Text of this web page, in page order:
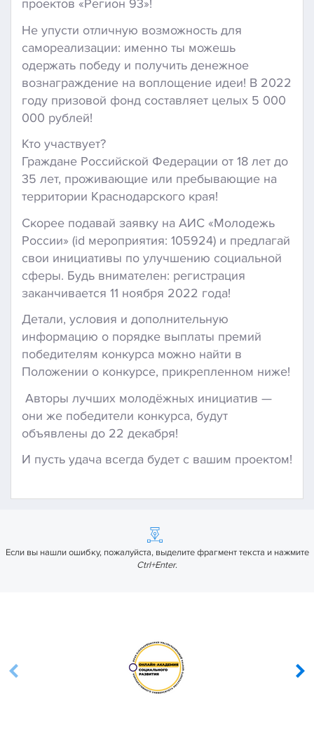
проектов «Регион 93»!
Не упусти отличную возможность для
самореализации: именно ты можешь
одержать победу и получить денежное
вознаграждение на воплощение идеи! В 2022
году призовой фонд составляет целых 5 000
000 рублей!
Кто участвует?
Граждане Российской Федерации от 18 лет до
35 лет, проживающие или пребывающие на
территории Краснодарского края!
Скорее подавай заявку на АИС «Молодежь
России» (id мероприятия: 105924) и предлагай
свои инициативы по улучшению социальной
сферы. Будь внимателен: регистрация
заканчивается 11 ноября 2022 года!
Детали, условия и дополнительную
информацию о порядке выплаты премий
победителям конкурса можно найти в
Положении о конкурсе, прикрепленном ниже!
Авторы лучших молодёжных инициатив —
они же победители конкурса, будут
объявлены до 22 декабря!
И пусть удача всегда будет с вашим проектом!
Если вы нашли ошибку, пожалуйста, выделите фрагмент текста и нажмите
Ctrl+Enter.